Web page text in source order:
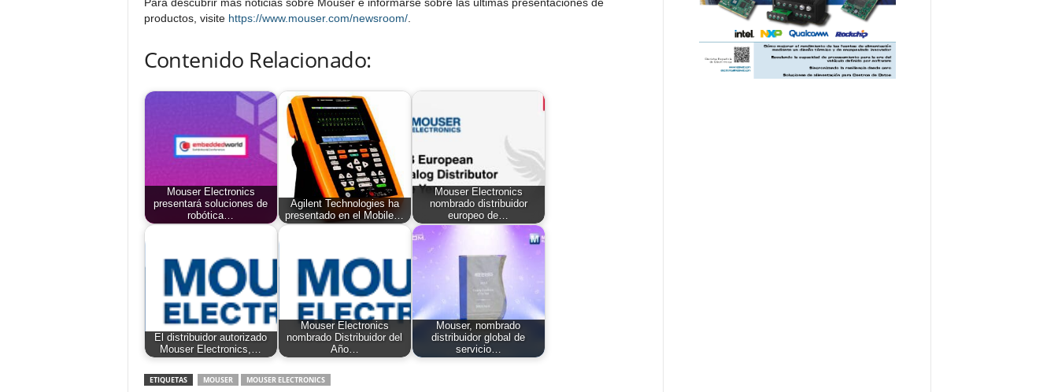
productos, visite https://www.mouser.com/newsroom/.
Contenido Relacionado:
Mouser Electronics
presentará soluciones de
robótica…
Agilent Technologies ha
presentado en el Mobile…
Mouser Electronics
nombrado distribuidor
europeo de…
El distribuidor autorizado
Mouser Electronics,…
Mouser Electronics
nombrado Distribuidor del
Año…
Mouser, nombrado
distribuidor global de
servicio…
ETIQUETAS MOUSER MOUSER ELECTRONICS